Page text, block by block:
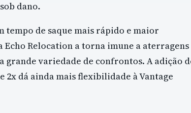
dano.
tempo de saque mais rápido e maior
Relocation a torna imune a aterragens
grande variedade de confrontos. A adição
2x dá ainda mais flexibilidade à Vantage